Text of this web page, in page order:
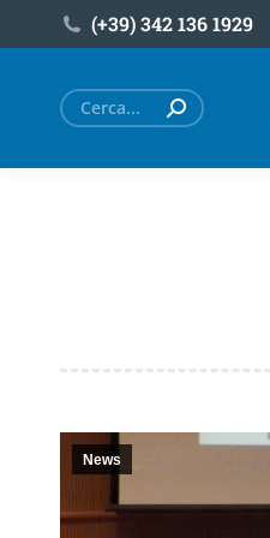
(+39) ‎342 136 1929
Cerca:
News